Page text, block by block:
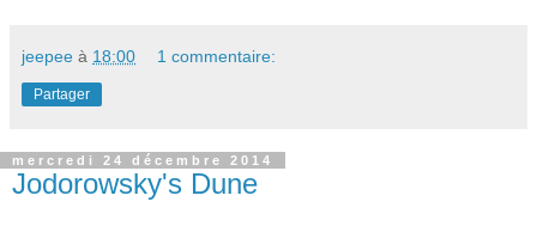
jeepee à 18:00 1 commentaire:
Partager
mercredi 24 décembre 2014
Jodorowsky's Dune